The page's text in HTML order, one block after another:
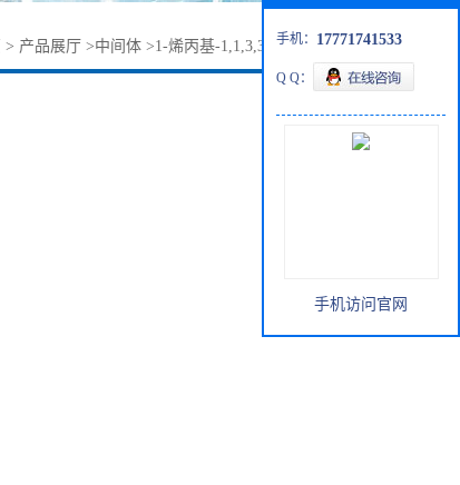
> 产品展厅 >中间体 >1-烯丙基-1,1,3,3-四甲基二硅氧烷
手机： 17771741533
Q Q：
手机访问官网